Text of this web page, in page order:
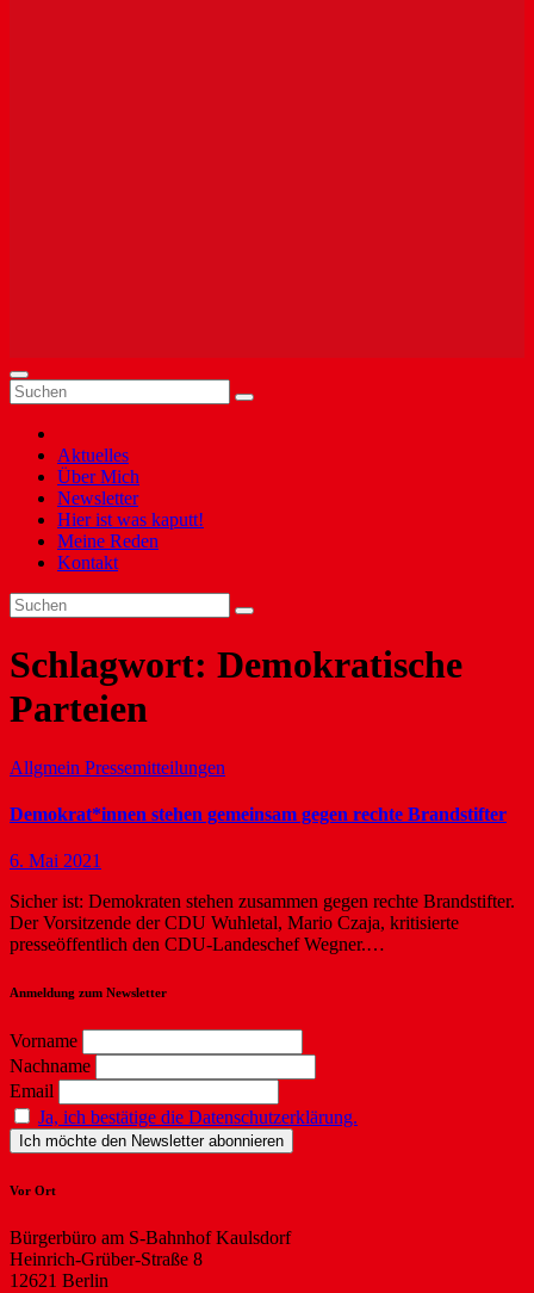
Aktuelles
Über Mich
Newsletter
Hier ist was kaputt!
Meine Reden
Kontakt
Schlagwort: Demokratische
Parteien
Allgmein Pressemitteilungen
Demokrat*innen stehen gemeinsam gegen rechte Brandstifter
6. Mai 2021
Sicher ist: Demokraten stehen zusammen gegen rechte Brandstifter.
Der Vorsitzende der CDU Wuhletal, Mario Czaja, kritisierte
presseöffentlich den CDU-Landeschef Wegner.…
Anmeldung zum Newsletter
Vorname
Nachname
Email
Ja, ich bestätige die Datenschutzerklärung.
Vor Ort
Bürgerbüro am S-Bahnhof Kaulsdorf
Heinrich-Grüber-Straße 8
12621 Berlin